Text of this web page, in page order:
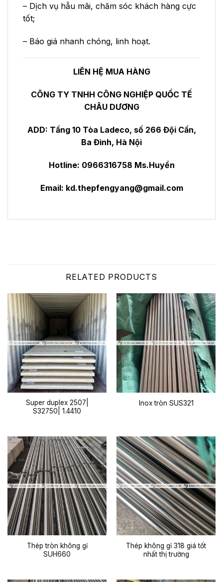
– Dịch vụ hẫu mãi, chăm sóc khách hàng cực
tốt;
– Báo giá nhanh chóng, linh hoạt.
LIÊN HỆ MUA HÀNG
CÔNG TY TNHH CÔNG NGHIỆP QUỐC TẾ
CHÂU DƯƠNG
ADD: Tầng 10 Tòa Ladeco, số 266 Đội Cấn,
Ba Đình, Hà Nội
Hotline: 0966316758 Ms.Huyền
Email: kd.thepfengyang@gmail.com
RELATED PRODUCTS
Super duplex 2507|
S32750| 1.4410
Inox tròn SUS321
Thép tròn không gỉ
SUH660
Thép không gỉ 318 giá tốt
nhất thị trường